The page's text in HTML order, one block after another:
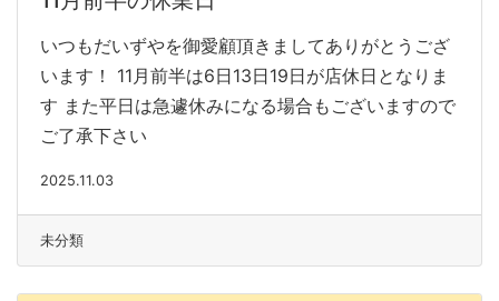
いつもだいずやを御愛顧頂きましてありがとうござ
います！ 11月前半は6日13日19日が店休日となりま
す また平日は急遽休みになる場合もございますので
ご了承下さい
2025.11.03
未分類